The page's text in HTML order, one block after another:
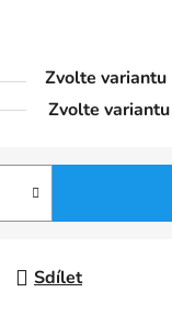
Zvolte variantu
Zvolte variantu
Sdílet